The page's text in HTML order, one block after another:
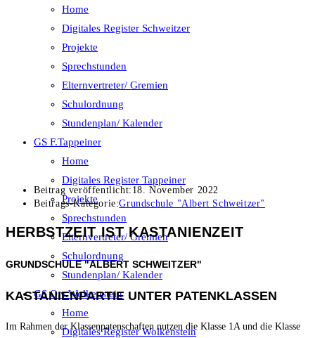
Home
Digitales Register Schweitzer
Projekte
Sprechstunden
Elternvertreter/ Gremien
Schulordnung
Stundenplan/ Kalender
GS F.Tappeiner
Home
Digitales Register Tappeiner
Projekte
Sprechstunden
Elternvertreter/ Gremien
Schulordnung
Stundenplan/ Kalender
GS O.v.Wolkenstein
Home
Digitales Register Wolkenstein
Beitrag veröffentlicht: 18. November 2022
Beitrags-Kategorie:Grundschule "Albert Schweitzer"
HERBSTZEIT IST KASTANIENZEIT
GRUNDSCHULE "ALBERT SCHWEITZER"
KASTANIENPARTIE UNTER PATENKLASSEN
Im Rahmen der Klassenpatenschaften nutzen die Klasse 1A und die Klasse